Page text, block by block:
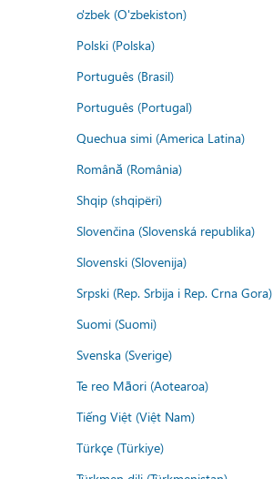
o'zbek (O'zbekiston)
Polski (Polska)
Português (Brasil)
Português (Portugal)
Quechua simi (America Latina)
Română (România)
Shqip (shqipëri)
Slovenčina (Slovenská republika)
Slovenski (Slovenija)
Srpski (Rep. Srbija i Rep. Crna Gora)
Suomi (Suomi)
Svenska (Sverige)
Te reo Māori (Aotearoa)
Tiếng Việt (Việt Nam)
Türkçe (Türkiye)